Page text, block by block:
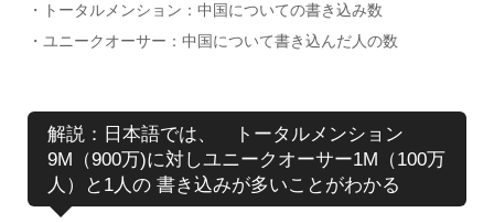
・トータルメンション：中国についての書き込み数
・ユニークオーサー：中国について書き込んだ人の数
解説：日本語では、 トータルメンション
9M（900万)に対しユニークオーサー1M（100万
人）と1人の 書き込みが多いことがわかる